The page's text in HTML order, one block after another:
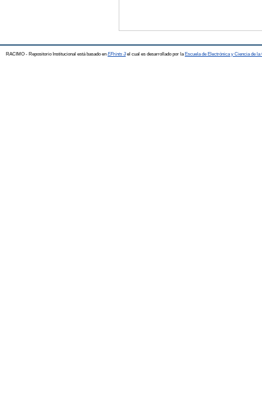
RACIMO - Repositorio Institucional está basado en EPrints 3el cual es desarrollado por la Escuela de Electrónica y Ciencia de la